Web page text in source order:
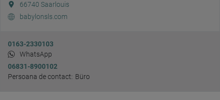
66740 Saarlouis
babylonsls.com
0163-2330103
WhatsApp
06831-8900102
Persoana de contact: Büro